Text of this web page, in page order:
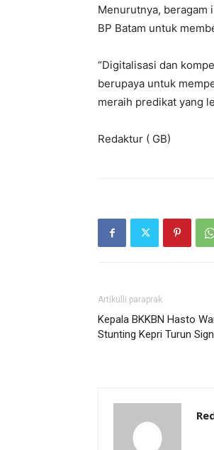
Menurutnya, beragam
BP Batam untuk
“Digitalisasi dan
berupaya untuk
meraih predikat yang
Redaktur ( GB)
Artikulli paraprak
Kepala BKKBN Hasto
Stunting Kepri Turun